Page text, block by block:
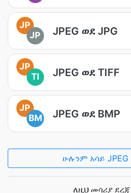
JP
JP
JPEG ወደ JPG
JP
TI
JPEG ወደ TIFF
JP
BM
JPEG ወደ BMP
ሁሉንም አሳይ
ለዚህ መሳሪያ